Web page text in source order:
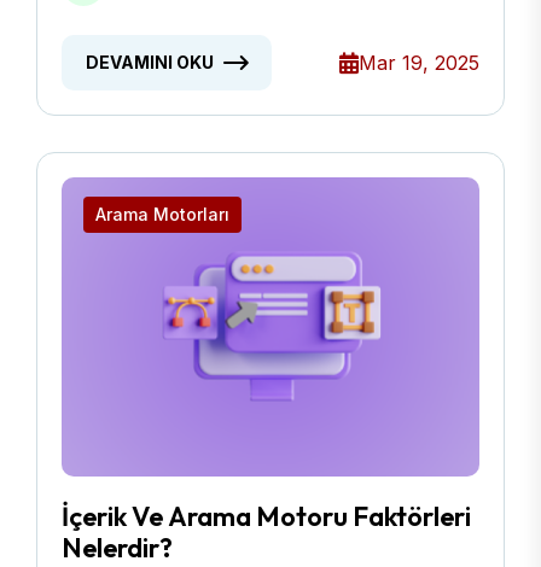
DEVAMINI OKU Mar 19, 2025
Arama Motorları
İçerik Ve Arama Motoru Faktörleri
Nelerdir?